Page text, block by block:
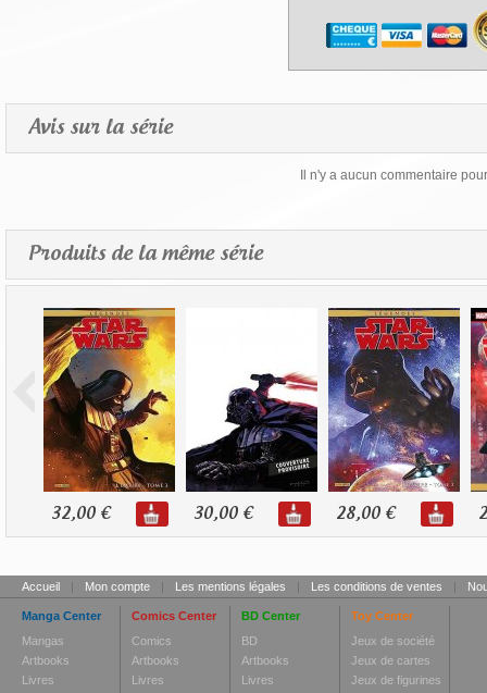
Avis sur la série
Il n'y a aucun commentaire
Produits de la même série
32,00 € 30,00 € 28,00 €
Accueil | Mon compte | Les mentions légales | Les conditions de ventes |
Manga Center
Mangas
Artbooks
Livres
Comics Center
Comics
Artbooks
Livres
BD Center
BD
Artbooks
Livres
Toy Center
Jeux de société
Jeux de cartes
Jeux de figurines